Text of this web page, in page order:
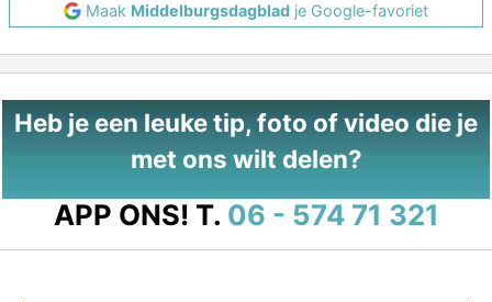
Maak Middelburgsdagblad je Google-favoriet
Heb je een leuke tip, foto of video die je
met ons wilt delen?
APP ONS! T. 06 - 574 71 321